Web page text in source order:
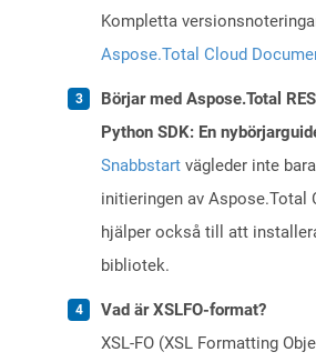
Kompletta
Aspose.Total Cloud
Börjar med Aspose.Total
Python SDK: En
Snabbstart vägleder inte
initieringen av Aspose.Total
hjälper också till att
bibliotek.
Vad är XSLFO-format?
XSL-FO (XSL Formatting